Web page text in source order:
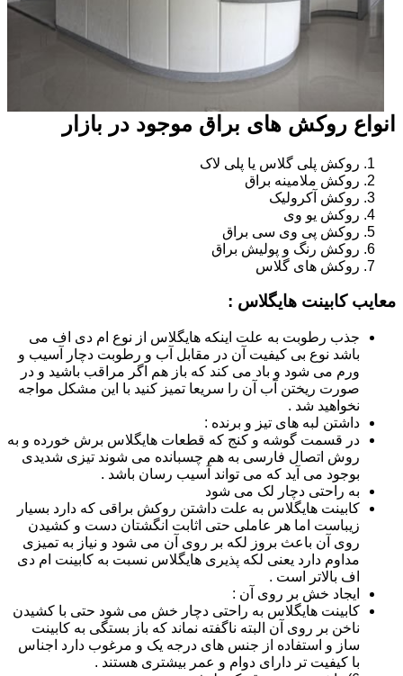
انواع روکش های براق موجود در بازار
روکش پلی گلاس یا پلی لاک
روکش ملامینه براق
روکش آکرولیک
روکش یو وی
روکش پی وی سی براق
روکش رنگ و پولیش براق
روکش های گلاس
معایب کابینت هایگلاس :
جذب رطوبت به علت اینکه هایگلاس از نوع ام دی اف می
باشد نوع بی کیفیت آن در مقابل آب و رطوبت دچار آسیب و
ورم می شود و باد می کند که باز هم اگر مراقب باشید و در
صورت ریختن آب آن را سریعا تمیز کنید با این مشکل مواجه
نخواهید شد .
داشتن لبه های تیز و برنده :
در قسمت گوشه و کنج که قطعات هایگلاس برش خورده و به
روش اتصال فارسی به هم چسبانده می شوند تیزی شدیدی
بوجود می آید که می تواند آسیب رسان باشد .
به راحتی دچار لک می شود
کابینت هایگلاس به علت داشتن روکش براقی که دارد بسیار
زیباست اما هر عاملی حتی اثابت انگشتان دست و کشیدن
روی آن باعث بروز لکه بر روی آن می شود و نیاز به تمیزی
مداوم دارد یعنی لکه پذیری هایگلاس نسبت به کابینت ام دی
اف بالاتر است .
ایجاد خش بر روی آن :
کابینت هایگلاس به راحتی دچار خش می شود حتی با کشیدن
ناخن بر روی آن البته ناگفته نماند که باز بستگی به کابینت
ساز و استفاده از جنس های درجه یک و مرغوب دارد اجناس
با کیفیت تر دارای دوام و عمر بیشتری هستند .